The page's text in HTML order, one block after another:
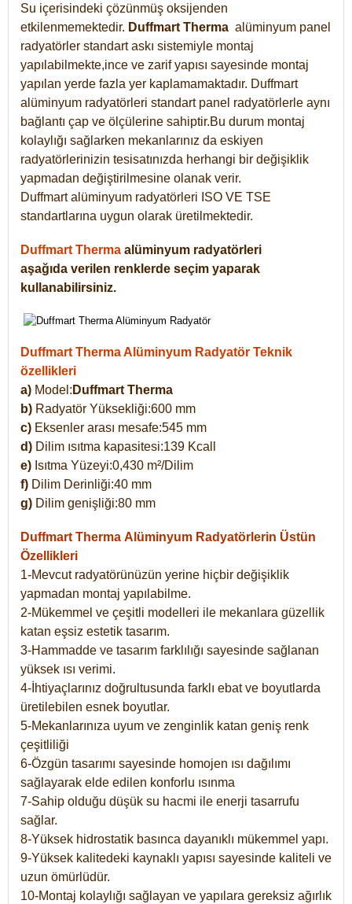
Su içerisindeki çözünmüş oksijenden
etkilenmemektedir. Duffmart Therma alüminyum panel
radyatörler standart askı sistemiyle montaj
yapılabilmekte,ince ve zarif yapısı sayesinde montaj
yapılan yerde fazla yer kaplamamaktadır. Duffmart
alüminyum radyatörleri standart panel radyatörlerle aynı
bağlantı çap ve ölçülerine sahiptir.Bu durum montaj
kolaylığı sağlarken mekanlarınız da eskiyen
radyatörlerinizin tesisatınızda herhangi bir değişiklik
yapmadan değiştirilmesine olanak verir.
Duffmart alüminyum radyatörleri ISO VE TSE
standartlarına uygun olarak üretilmektedir.
Duffmart Therma alüminyum radyatörleri
aşağıda verilen renklerde seçim yaparak
kullanabilirsiniz.
Duffmart Therma Alüminyum Radyatör Teknik
özellikleri
a) Model: Duffmart Therma
b) Radyatör Yüksekliği:600 mm
c) Eksenler arası mesafe:545 mm
d) Dilim ısıtma kapasitesi:139 Kcall
e) Isıtma Yüzeyi:0,430 m²/Dilim
f) Dilim Derinliği:40 mm
g) Dilim genişliği:80 mm
Duffmart Therma Alüminyum Radyatörlerin Üstün
Özellikleri
1-Mevcut radyatörünüzün yerine hiçbir değişiklik
yapmadan montaj yapılabilme.
2-Mükemmel ve çeşitli modelleri ile mekanlara güzellik
katan eşsiz estetik tasarım.
3-Hammadde ve tasarım farklılığı sayesinde sağlanan
yüksek ısı verimi.
4-İhtiyaçlarınız doğrultusunda farklı ebat ve boyutlarda
üretilebilen esnek boyutlar.
5-Mekanlarınıza uyum ve zenginlik katan geniş renk
çeşitliliği
6-Özgün tasarımı sayesinde homojen ısı dağılımı
sağlayarak elde edilen konforlu ısınma
7-Sahip olduğu düşük su hacmi ile enerji tasarrufu
sağlar.
8-Yüksek hidrostatik basınca dayanıklı mükemmel yapı.
9-Yüksek kalitedeki kaynaklı yapısı sayesinde kaliteli ve
uzun ömürlüdür.
10-Montaj kolaylığı sağlayan ve yapılara gereksiz ağırlık